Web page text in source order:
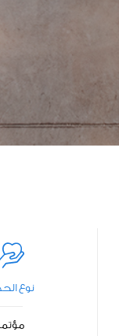
نوع